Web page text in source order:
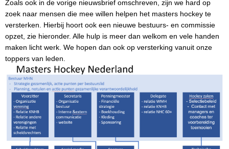
Zoals ook in de vorige nieuwsbrief omschreven, zijn we hard op
zoek naar mensen die mee willen helpen het masters hockey te
versterken. Hierbij hoort ook een nieuwe bestuurs- en commissie
opzet, zie hieronder. Alle hulp is meer dan welkom en vele handen
maken licht werk. We hopen dan ook op versterking vanuit onze
toppers van leden.